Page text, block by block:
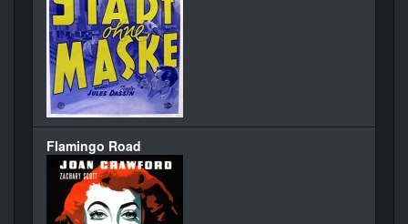
Flamingo Road